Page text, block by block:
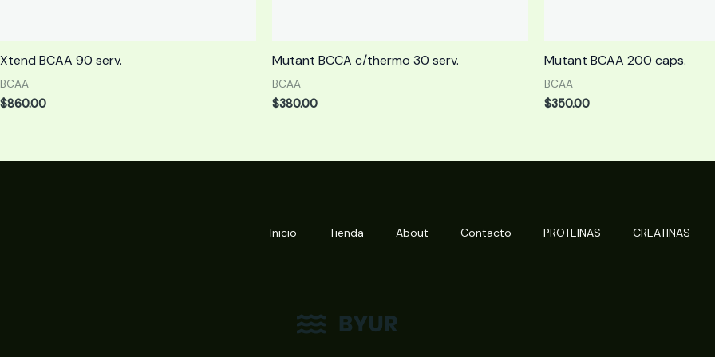
Xtend BCAA 90 serv.
BCAA
$860.00
Mutant BCCA c/thermo 30 serv.
BCAA
$380.00
Mutant BCAA 200 caps.
BCAA
$350.00
Inicio Tienda About Contacto PROTEINAS CREATINAS